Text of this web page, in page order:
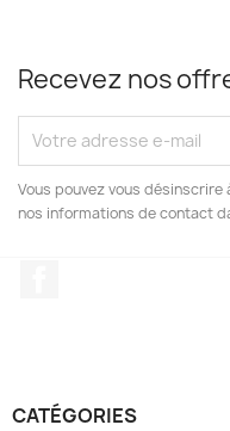
Recevez nos
Vous pouvez vous
nos informations de contact
CATÉGORIES